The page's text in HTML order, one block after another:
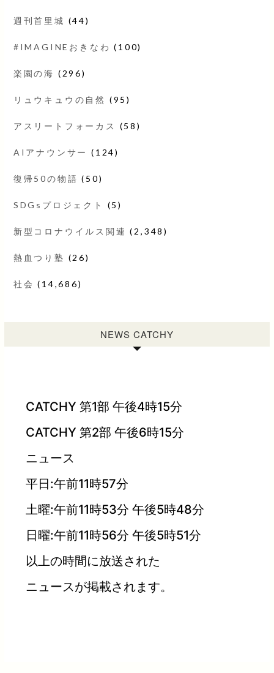
週刊首里城 (44)
#IMAGINEおきなわ (100)
楽園の海 (296)
リュウキュウの自然 (95)
アスリートフォーカス (58)
AIアナウンサー (124)
復帰50の物語 (50)
SDGsプロジェクト (5)
新型コロナウイルス関連 (2,348)
熱血つり塾 (26)
社会 (14,686)
NEWS CATCHY
CATCHY 第1部 午後4時15分
CATCHY 第2部 午後6時15分
ニュース
平日:午前11時57分
土曜:午前11時53分 午後5時48分
日曜:午前11時56分 午後5時51分
以上の時間に放送された
ニュースが掲載されます。